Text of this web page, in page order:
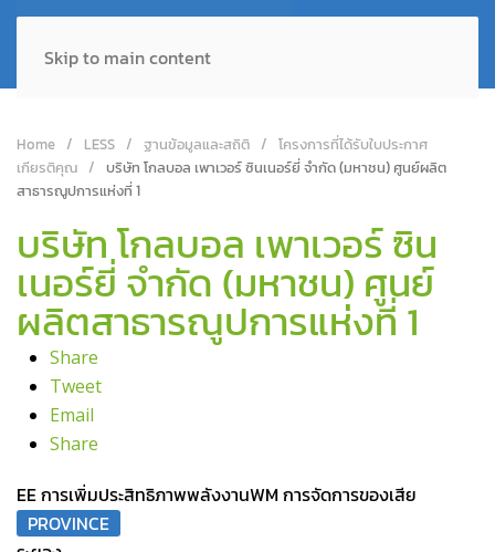
Skip to main content
Home LESS ฐานข้อมูลและสถิติ
โครงการที่ได้รับใบประกาศ
เกียรติคุณ
บริษัท โกลบอล เพาเวอร์ ซินเนอร์ยี่ จำกัด (มหาชน) ศูนย์ผลิต
สาธารณูปการแห่งที่ 1
บริษัท โกลบอล เพาเวอร์ ซิน
เนอร์ยี่ จำกัด (มหาชน) ศูนย์
ผลิตสาธารณูปการแห่งที่ 1
Share
Tweet
Email
Share
EE การเพิ่มประสิทธิภาพพลังงานWM การจัดการของเสีย
PROVINCE